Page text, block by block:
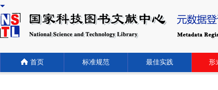
首页 标准规范 最佳实践 形